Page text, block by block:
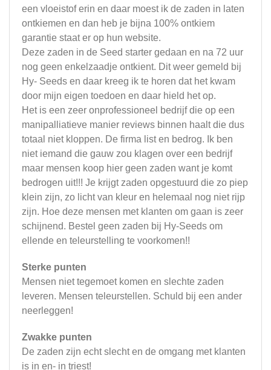
een vloeistof erin en daar moest ik de zaden in laten
ontkiemen en dan heb je bijna 100% ontkiem
garantie staat er op hun website.
Deze zaden in de Seed starter gedaan en na 72 uur
nog geen enkelzaadje ontkient. Dit weer gemeld bij
Hy- Seeds en daar kreeg ik te horen dat het kwam
door mijn eigen toedoen en daar hield het op.
Het is een zeer onprofessioneel bedrijf die op een
manipalliatieve manier reviews binnen haalt die dus
totaal niet kloppen. De firma list en bedrog. Ik ben
niet iemand die gauw zou klagen over een bedrijf
maar mensen koop hier geen zaden want je komt
bedrogen uit!!! Je krijgt zaden opgestuurd die zo piep
klein zijn, zo licht van kleur en helemaal nog niet rijp
zijn. Hoe deze mensen met klanten om gaan is zeer
schijnend. Bestel geen zaden bij Hy-Seeds om
ellende en teleurstelling te voorkomen!!
Sterke punten
Mensen niet tegemoet komen en slechte zaden
leveren. Mensen teleurstellen. Schuld bij een ander
neerleggen!
Zwakke punten
De zaden zijn echt slecht en de omgang met klanten
is in en- in triest!